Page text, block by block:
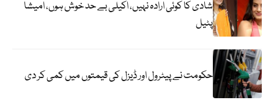
شادی کا کوئی ارادہ نہیں، اکیلی بے حد خوش ہوں، امیشا
پٹیل
حکومت نے پیٹرول اور ڈیزل کی قیمتوں میں کمی کر دی